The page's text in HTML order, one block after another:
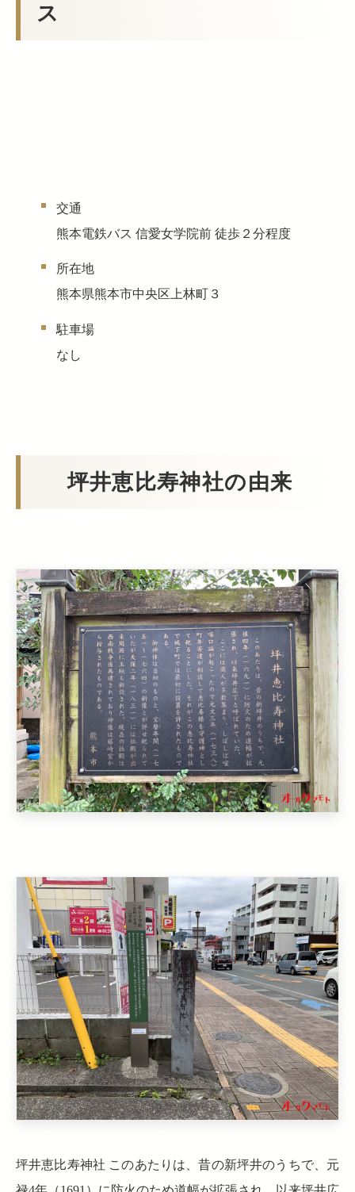
ス
交通
熊本電鉄バス 信愛女学院前 徒歩２分程度
所在地
熊本県熊本市中央区上林町３
駐車場
なし
坪井恵比寿神社の由来
坪井恵比寿神社 このあたりは、昔の新坪井のうちで、元